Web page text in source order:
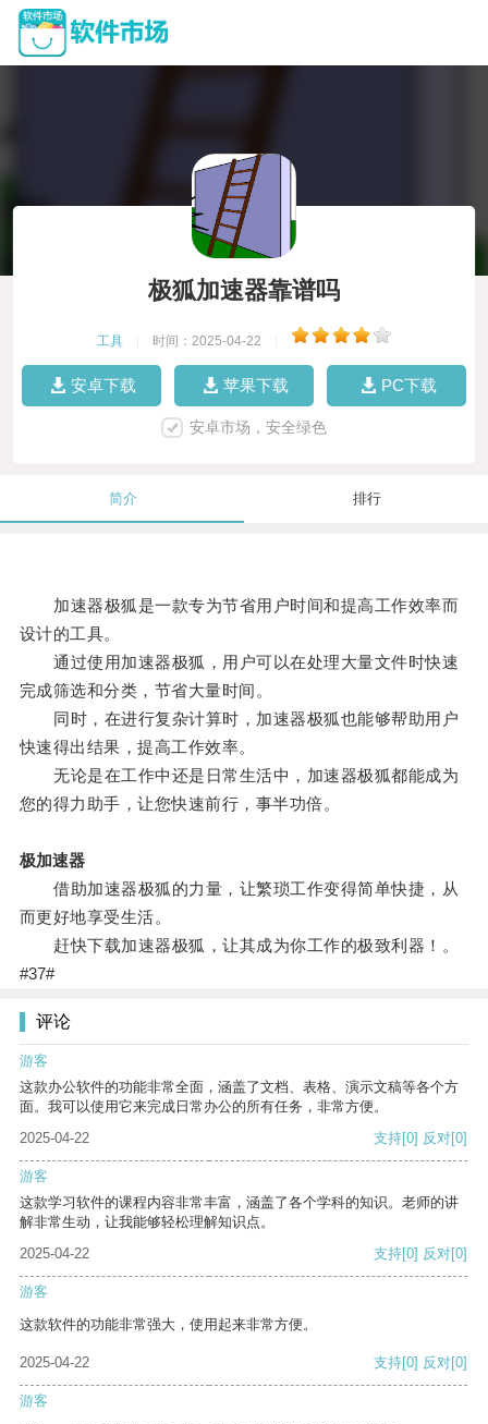
极狐加速器靠谱吗
工具 时间：2025-04-22
安卓下载 苹果下载 PC下载
安卓市场，安全绿色
简介 排行
加速器极狐是一款专为节省用户时间和提高工作效率而
设计的工具。
通过使用加速器极狐，用户可以在处理大量文件时快速
完成筛选和分类，节省大量时间。
同时，在进行复杂计算时，加速器极狐也能够帮助用户
快速得出结果，提高工作效率。
无论是在工作中还是日常生活中，加速器极狐都能成为
您的得力助手，让您快速前行，事半功倍。
极加速器
借助加速器极狐的力量，让繁琐工作变得简单快捷，从
而更好地享受生活。
赶快下载加速器极狐，让其成为你工作的极致利器！。
#37#
评论
游客
这款办公软件的功能非常全面，涵盖了文档、表格、演示文稿等各个方
面。我可以使用它来完成日常办公的所有任务，非常方便。
2025-04-22
支持[0] 反对[0]
游客
这款学习软件的课程内容非常丰富，涵盖了各个学科的知识。老师的讲
解非常生动，让我能够轻松理解知识点。
2025-04-22
支持[0] 反对[0]
游客
这款软件的功能非常强大，使用起来非常方便。
2025-04-22 支持[0] 反对[0]
游客